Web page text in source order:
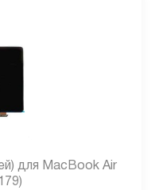
для MacBook Air